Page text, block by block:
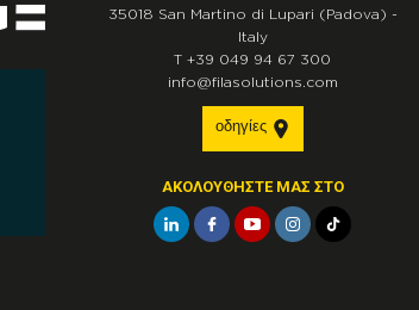
35018 San Martino di Lupari (Padova) -
Italy
T +39 049 94 67 300
info@filasolutions.com
οδηγίες
ΑΚΟΛΟΥΘΉΣΤΕ ΜΑΣ ΣΤΟ